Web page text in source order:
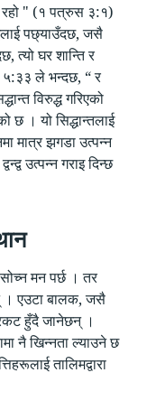
रहो " (१ पत्रुस ३:१)
पछ्याउँदछ, जसै
त्यो घर शान्ति र
५:३३ ले भन्दछ, “ र
विरुद्ध गरिएको
छ । यो सिद्धान्तलाई
मात्र झगडा उत्पन्न
उत्पन्न गराइ दिन्छ
मन पर्छ । तर
। एउटा बालक, जसै
हुँदै जानेछन् ।
नै खिन्नता ल्याउने छ
तालिमद्वारा